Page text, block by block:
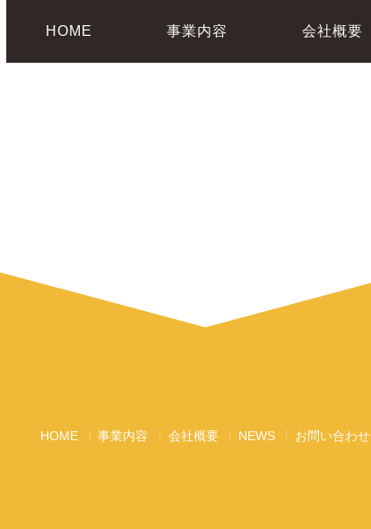
HOME 事業内容 会社概要
HOME 事業内容 会社概要 NEWS お問い合わせ